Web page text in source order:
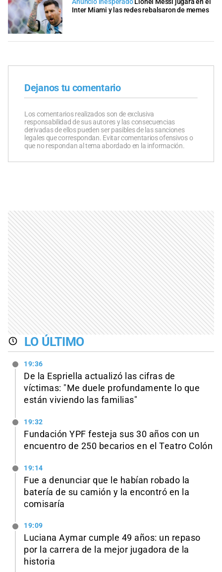
Inter Miami y las redes rebalsaron de memes
Dejanos tu comentario
Los comentarios realizados son de exclusiva
responsabilidad de sus autores y las consecuencias
derivadas de ellos pueden ser pasibles de las sanciones
legales que correspondan. Evitar comentarios ofensivos o
que no respondan al tema abordado en la información.
LO ÚLTIMO
19:36
De la Espriella actualizó las cifras de
víctimas: "Me duele profundamente lo que
están viviendo las familias"
19:32
Fundación YPF festeja sus 30 años con un
encuentro de 250 becarios en el Teatro Colón
19:14
Fue a denunciar que le habían robado la
batería de su camión y la encontró en la
comisaría
19:09
Luciana Aymar cumple 49 años: un repaso
por la carrera de la mejor jugadora de la
historia